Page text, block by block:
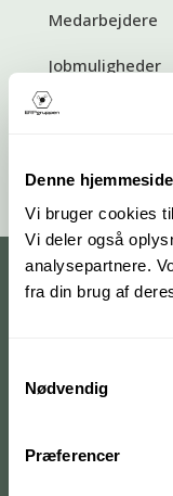
Denne
Vi bruger cookies
Vi deler også
analysepartnere.
fra din brug af
Nødvendig
Præferencer
Medarbejdere
Jobmuligheder